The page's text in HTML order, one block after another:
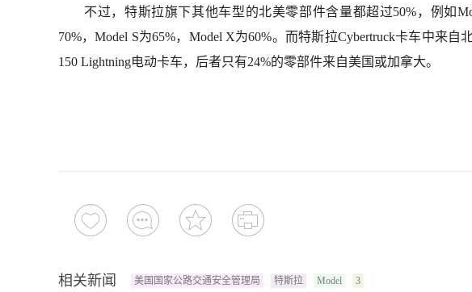
不过，特斯拉旗下其他车型的北美零部件含量都超过50%，例如
70%，Model S为65%，Model X为60%。而特斯拉Cybertruck卡车中来
150 Lightning电动卡车，后者只有24%的零部件来自美国或加拿大。
相关新闻 美国国家公路交通安全管理局 特斯拉 Model 3